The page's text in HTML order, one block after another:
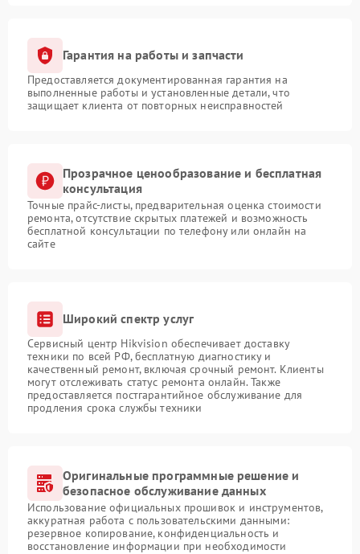
Гарантия на работы и запчасти
Предоставляется документированная гарантия на
выполненные работы и установленные детали, что
защищает клиента от повторных неисправностей
Прозрачное ценообразование и бесплатная
консультация
Точные прайс-листы, предварительная оценка стоимости
ремонта, отсутствие скрытых платежей и возможность
бесплатной консультации по телефону или онлайн на
сайте
Широкий спектр услуг
Сервисный центр Hikvision обеспечивает доставку
техники по всей РФ, бесплатную диагностику и
качественный ремонт, включая срочный ремонт. Клиенты
могут отслеживать статус ремонта онлайн. Также
предоставляется постгарантийное обслуживание для
продления срока службы техники
Оригинальные программные решение и
безопасное обслуживание данных
Использование официальных прошивок и инструментов,
аккуратная работа с пользовательскими данными:
резервное копирование, конфиденциальность и
восстановление информации при необходимости